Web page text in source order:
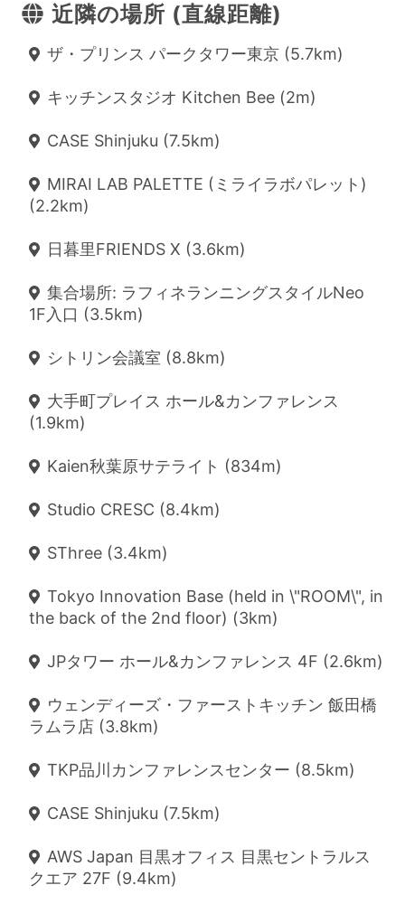
近隣の場所 (直線距離)
ザ・プリンス パークタワー東京 (5.7km)
キッチンスタジオ Kitchen Bee (2m)
CASE Shinjuku (7.5km)
MIRAI LAB PALETTE (ミライラボパレット)
(2.2km)
日暮里FRIENDS X (3.6km)
集合場所: ラフィネランニングスタイルNeo
1F入口 (3.5km)
シトリン会議室 (8.8km)
大手町プレイス ホール&カンファレンス
(1.9km)
Kaien秋葉原サテライト (834m)
Studio CRESC (8.4km)
SThree (3.4km)
Tokyo Innovation Base (held in \"ROOM\", in
the back of the 2nd floor) (3km)
JPタワー ホール&カンファレンス 4F (2.6km)
ウェンディーズ・ファーストキッチン 飯田橋
ラムラ店 (3.8km)
TKP品川カンファレンスセンター (8.5km)
CASE Shinjuku (7.5km)
AWS Japan 目黒オフィス 目黒セントラルス
クエア 27F (9.4km)